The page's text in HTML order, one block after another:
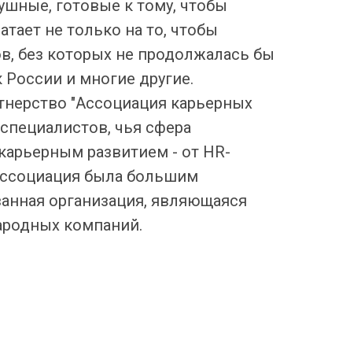
готовые к тому, чтобы
не только на то, чтобы
без которых не продолжалась бы
и многие другие.
"Ассоциация карьерных
чья сфера
развитием - от HR-
была большим
организация, являющаяся
компаний.